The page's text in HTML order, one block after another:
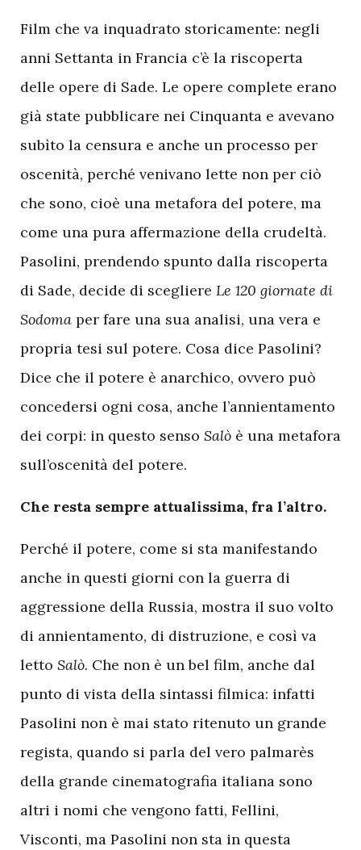
Film che va inquadrato storicamente: negli
anni Settanta in Francia c’è la riscoperta
delle opere di Sade. Le opere complete erano
già state pubblicare nei Cinquanta e avevano
subìto la censura e anche un processo per
oscenità, perché venivano lette non per ciò
che sono, cioè una metafora del potere, ma
come una pura affermazione della crudeltà.
Pasolini, prendendo spunto dalla riscoperta
di Sade, decide di scegliere Le 120 giornate di
Sodoma per fare una sua analisi, una vera e
propria tesi sul potere. Cosa dice Pasolini?
Dice che il potere è anarchico, ovvero può
concedersi ogni cosa, anche l’annientamento
dei corpi: in questo senso Salò è una metafora
sull’oscenità del potere.
Che resta sempre attualissima, fra l’altro.
Perché il potere, come si sta manifestando
anche in questi giorni con la guerra di
aggressione della Russia, mostra il suo volto
di annientamento, di distruzione, e così va
letto Salò. Che non è un bel film, anche dal
punto di vista della sintassi filmica: infatti
Pasolini non è mai stato ritenuto un grande
regista, quando si parla del vero palmarès
della grande cinematografia italiana sono
altri i nomi che vengono fatti, Fellini,
Visconti, ma Pasolini non sta in questa